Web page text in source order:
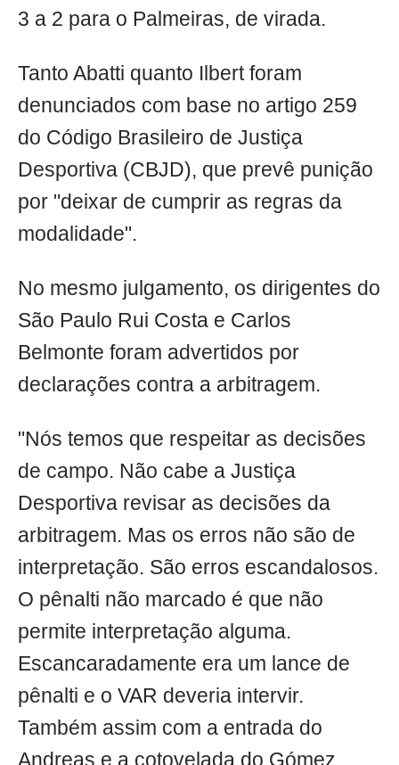
3 a 2 para o Palmeiras, de virada.
Tanto Abatti quanto Ilbert foram
denunciados com base no artigo 259
do Código Brasileiro de Justiça
Desportiva (CBJD), que prevê punição
por "deixar de cumprir as regras da
modalidade".
No mesmo julgamento, os dirigentes do
São Paulo Rui Costa e Carlos
Belmonte foram advertidos por
declarações contra a arbitragem.
"Nós temos que respeitar as decisões
de campo. Não cabe a Justiça
Desportiva revisar as decisões da
arbitragem. Mas os erros não são de
interpretação. São erros escandalosos.
O pênalti não marcado é que não
permite interpretação alguma.
Escancaradamente era um lance de
pênalti e o VAR deveria intervir.
Também assim com a entrada do
Andreas e a cotovelada do Gómez.